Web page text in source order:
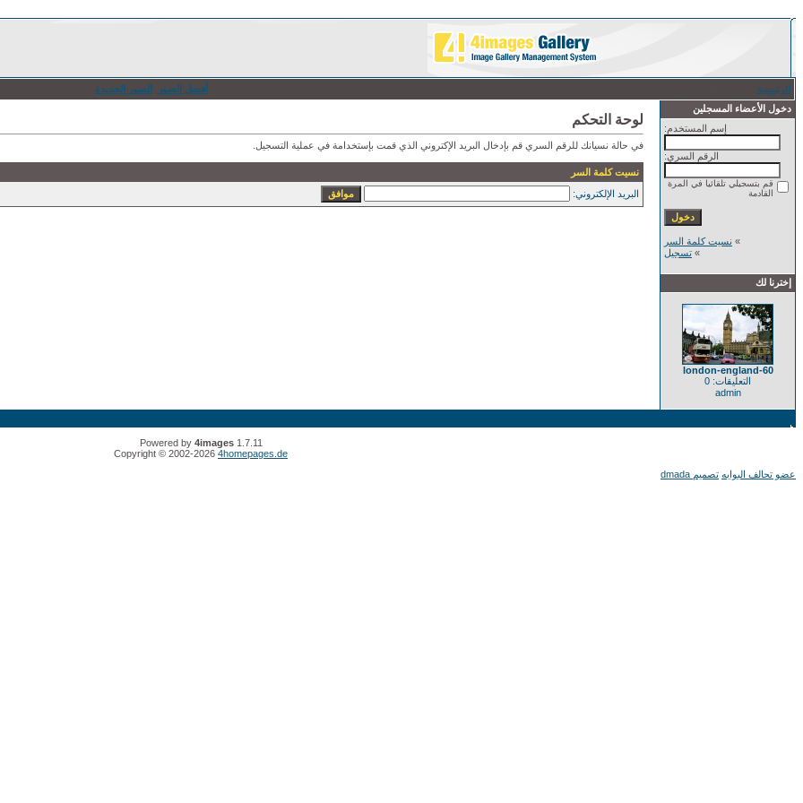
الرئيسية أفضل الصور
الصور الجديدة
دخول الأعضاء المسجلين
إسم المستخدم:
الرقم السري:
قم بتسجيلي تلقائيا في المرة
القادمة
» نسيت كلمة السر
» تسجيل
إخترنا لك
60-london-england
التعليقات: 0
admin
لوحة التحكم
في حالة نسيانك للرقم السري قم بإدخال البريد الإكتروني الذي قمت بإستخدامة في عملية التسجيل.
نسيت كلمة السر
البريد الإلكتروني:
Powered by 4images1.7.11
Copyright © 2002-2026 4homepages.de
عضو تحالف البوابه تصميم dmada